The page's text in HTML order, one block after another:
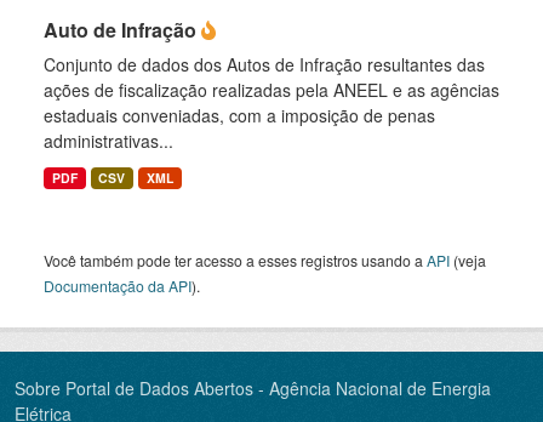
Auto de Infração
Conjunto de dados dos Autos de Infração resultantes das
ações de fiscalização realizadas pela ANEEL e as agências
estaduais conveniadas, com a imposição de penas
administrativas...
PDF CSV XML
Você também pode ter acesso a esses registros usando a API (veja
Documentação da API).
Sobre Portal de Dados Abertos - Agência Nacional de Energia
Elétrica